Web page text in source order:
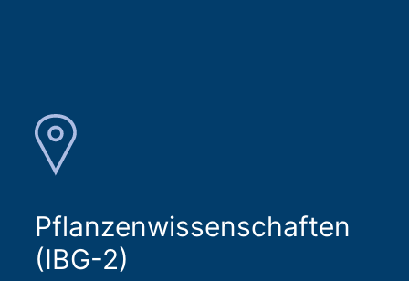
Pflanzenwissenschaften
(IBG-2)